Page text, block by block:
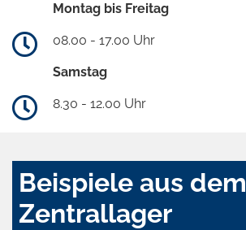
Montag bis Freitag
08.00 - 17.00 Uhr
Samstag
8.30 - 12.00 Uhr
Beispiele aus dem
Zentrallager